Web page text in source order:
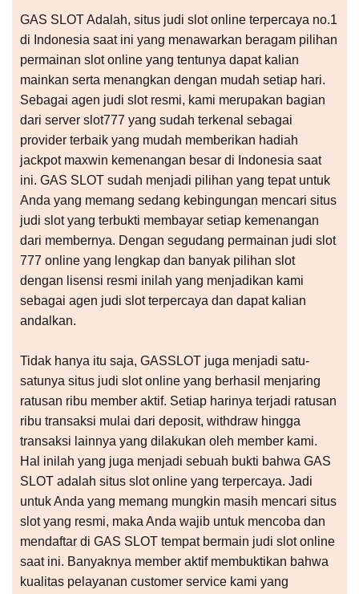
GAS SLOT Adalah, situs judi slot online terpercaya no.1
di Indonesia saat ini yang menawarkan beragam pilihan
permainan slot online yang tentunya dapat kalian
mainkan serta menangkan dengan mudah setiap hari.
Sebagai agen judi slot resmi, kami merupakan bagian
dari server slot777 yang sudah terkenal sebagai
provider terbaik yang mudah memberikan hadiah
jackpot maxwin kemenangan besar di Indonesia saat
ini. GAS SLOT sudah menjadi pilihan yang tepat untuk
Anda yang memang sedang kebingungan mencari situs
judi slot yang terbukti membayar setiap kemenangan
dari membernya. Dengan segudang permainan judi slot
777 online yang lengkap dan banyak pilihan slot
dengan lisensi resmi inilah yang menjadikan kami
sebagai agen judi slot terpercaya dan dapat kalian
andalkan.
Tidak hanya itu saja, GASSLOT juga menjadi satu-
satunya situs judi slot online yang berhasil menjaring
ratusan ribu member aktif. Setiap harinya terjadi ratusan
ribu transaksi mulai dari deposit, withdraw hingga
transaksi lainnya yang dilakukan oleh member kami.
Hal inilah yang juga menjadi sebuah bukti bahwa GAS
SLOT adalah situs slot online yang terpercaya. Jadi
untuk Anda yang memang mungkin masih mencari situs
slot yang resmi, maka Anda wajib untuk mencoba dan
mendaftar di GAS SLOT tempat bermain judi slot online
saat ini. Banyaknya member aktif membuktikan bahwa
kualitas pelayanan customer service kami yang